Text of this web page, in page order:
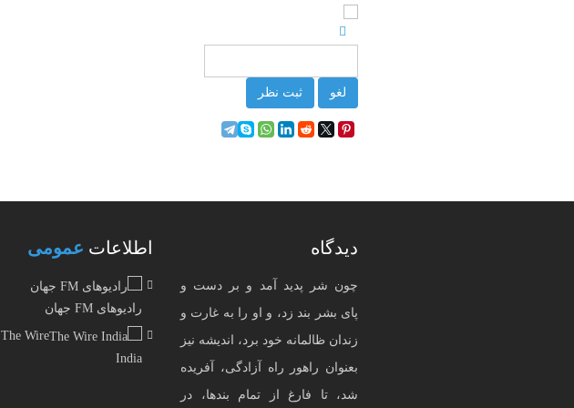
لغو ثبت نظر
دیدگاه
چون شر پدید آمد و بر دست و
پای بشر بند زد، و او را به غارت و
زندان ظالمانه خود برد، اندیشه نیز
بعنوان راهور راه آزادگی، آفریده
شد، تا فارغ از تمام بندها، در
اطلاعات عمومی
رادیوهای FM جهان
The Wire
India